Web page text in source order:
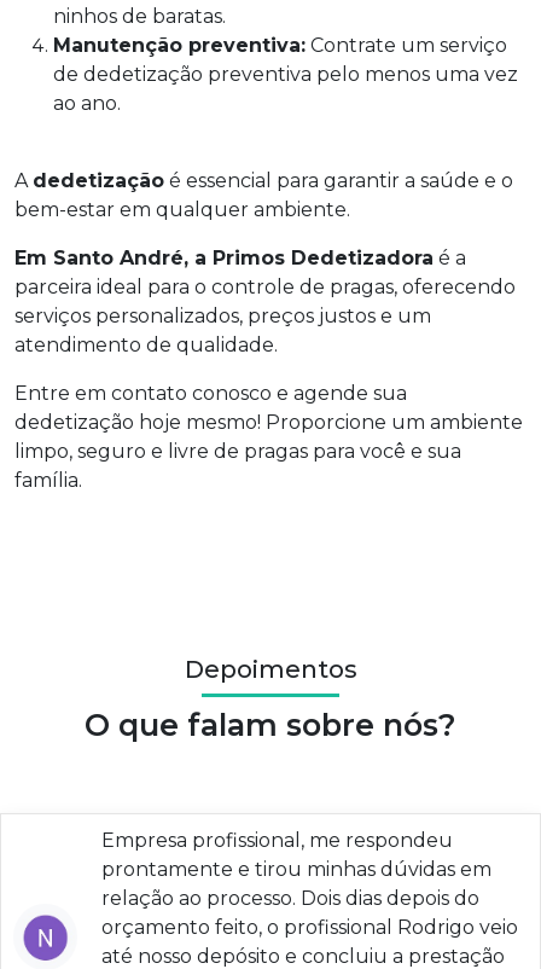
ninhos de baratas.
Manutenção preventiva: Contrate um serviço
de dedetização preventiva pelo menos uma vez
ao ano.
A dedetização é essencial para garantir a saúde e o
bem-estar em qualquer ambiente.
Em Santo André, a Primos Dedetizadora é a
parceira ideal para o controle de pragas, oferecendo
serviços personalizados, preços justos e um
atendimento de qualidade.
Entre em contato conosco e agende sua
dedetização hoje mesmo! Proporcione um ambiente
limpo, seguro e livre de pragas para você e sua
família.
Depoimentos
O que falam sobre nós?
Empresa profissional, me respondeu
prontamente e tirou minhas dúvidas em
relação ao processo. Dois dias depois do
orçamento feito, o profissional Rodrigo veio
até nosso depósito e concluiu a prestação